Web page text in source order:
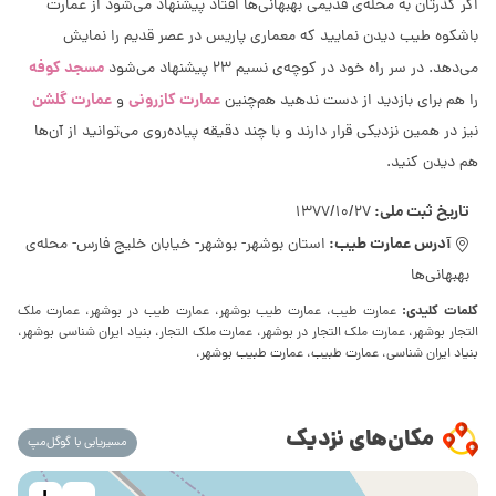
اگر گذرتان به محله‌ی قدیمی بهبهانی‌ها افتاد پیشنهاد می‌شود از عمارت
باشکوه طیب دیدن نمایید که معماری پاریس در عصر قدیم را نمایش
می‌دهد. در سر راه خود در کوچه‌ی نسیم 23 پیشنهاد می‌شود
مسجد کوفه
را هم برای بازدید از دست ندهید هم‌چنینعمارت کازرونیو عمارت گلشن
نیز در همین نزدیکی قرار دارند و با چند دقیقه پیاده‌روی می‌توانید از آن‌ها
هم دیدن کنید.
تاریخ ثبت ملی:1377/10/27
آدرس عمارت طیب: استان بوشهر- بوشهر- خیابان خلیج فارس- محله‌ی
بهبهانی‌ها
کلمات کلیدی: عمارت طیب، عمارت طیب بوشهر، عمارت طیب در بوشهر، عمارت ملک
التجار بوشهر، عمارت ملک التجار در بوشهر، عمارت ملک التجار، بنیاد ایران شناسی بوشهر،
بنیاد ایران شناسی، عمارت طبیب، عمارت طبیب بوشهر،
مکان‌های نزدیک مسیریابی با گوگل‌مپ